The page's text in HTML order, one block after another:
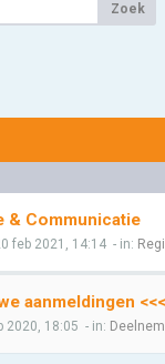
Zoek
& Communicatie
feb 2021, 14:14 - in:
aanmeldingen
2020, 18:05 - in: